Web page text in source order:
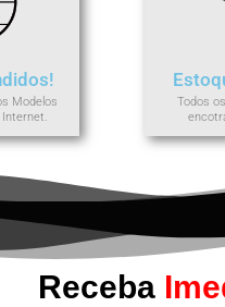
Modelos
Todos
Receba